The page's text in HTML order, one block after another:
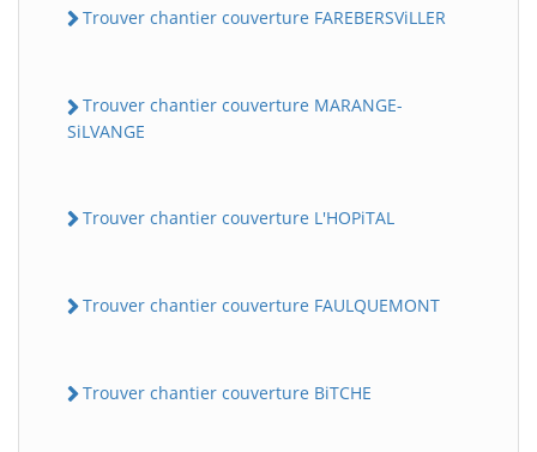
Trouver chantier couverture FAREBERSViLLER
Trouver chantier couverture MARANGE-
SiLVANGE
Trouver chantier couverture L'HOPiTAL
Trouver chantier couverture FAULQUEMONT
Trouver chantier couverture BiTCHE